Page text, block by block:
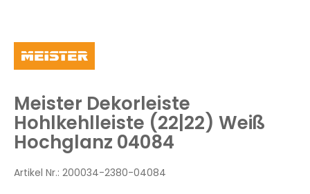
Zum
Anfang
springen
Meister Dekorleiste
Hohlkehlleiste (22|22) Weiß
Hochglanz 04084
Artikel Nr.: 200034-2380-04084